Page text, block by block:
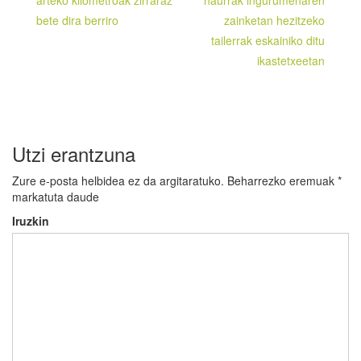
zehar
nabigatu
bete dira berriro
zainketan hezitzeko
tailerrak eskainiko ditu
ikastetxeetan
Utzi erantzuna
Zure e-posta helbidea ez da argitaratuko. Beharrezko eremuak *
markatuta daude
Iruzkin